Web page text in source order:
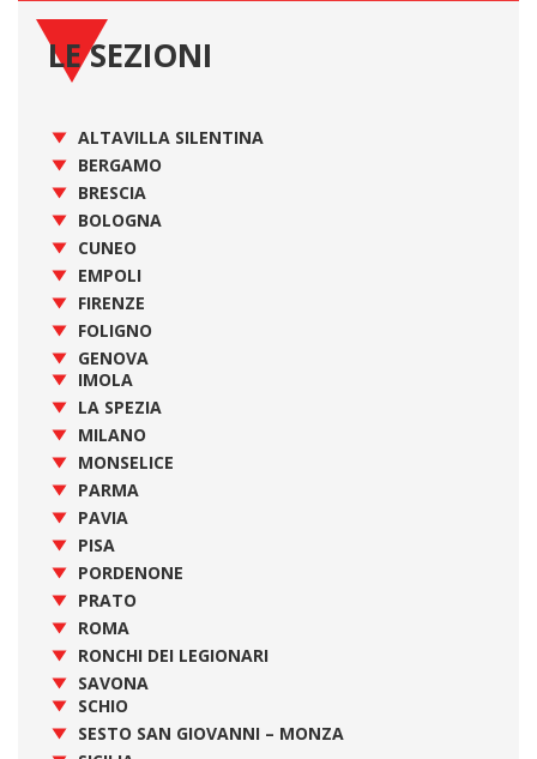
LE SEZIONI
ALTAVILLA SILENTINA
BERGAMO
BRESCIA
BOLOGNA
CUNEO
EMPOLI
FIRENZE
FOLIGNO
GENOVA
IMOLA
LA SPEZIA
MILANO
MONSELICE
PARMA
PAVIA
PISA
PORDENONE
PRATO
ROMA
RONCHI DEI LEGIONARI
SAVONA
SCHIO
SESTO SAN GIOVANNI – MONZA